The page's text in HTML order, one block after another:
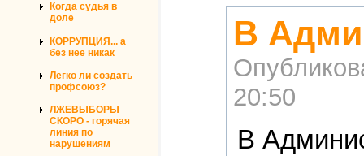
Когда судья в
доле
КОРРУПЦИЯ... а
без нее никак
Легко ли создать
профсоюз?
ЛЖЕВЫБОРЫ
СКОРО - горячая
линия по
нарушениям
В
20:50
В